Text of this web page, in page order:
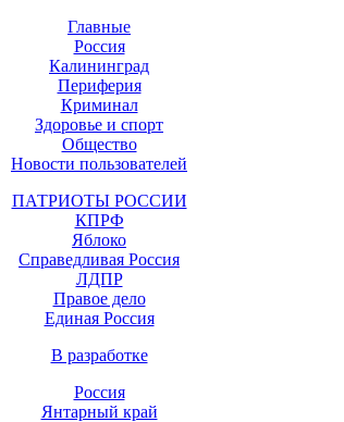
Главные
Россия
Калининград
Периферия
Криминал
Здоровье и спорт
Общество
Новости пользователей
ПАТРИОТЫ РОССИИ
КПРФ
Яблоко
Справедливая Россия
ЛДПР
Правое дело
Единая Россия
В разработке
Россия
Янтарный край